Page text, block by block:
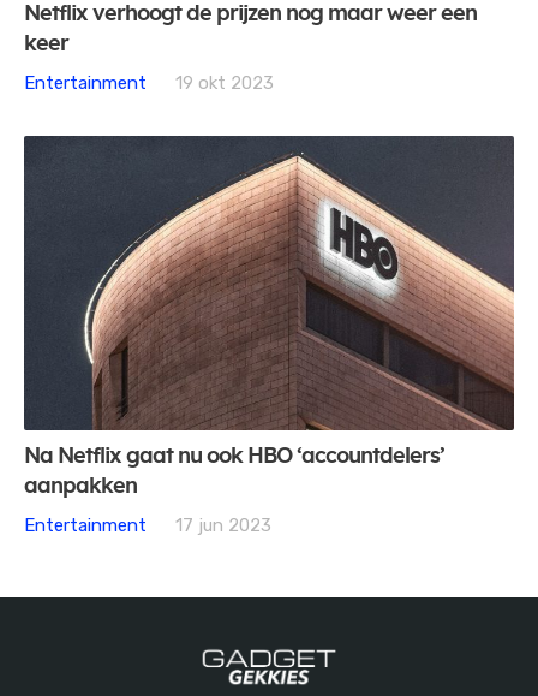
Netflix verhoogt de prijzen nog maar weer een
keer
Entertainment
19 okt 2023
Na Netflix gaat nu ook HBO ‘accountdelers’
aanpakken
Entertainment
17 jun 2023